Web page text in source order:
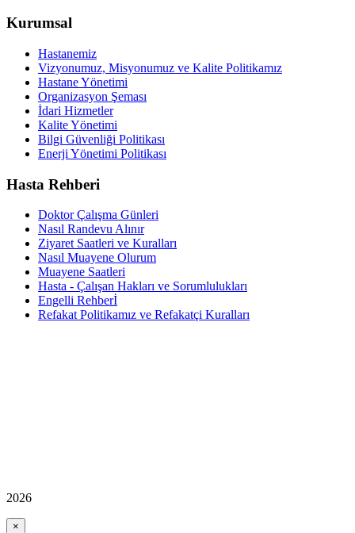
Kurumsal
Hastanemiz
Vizyonumuz, Misyonumuz ve Kalite Politikamız
Hastane Yönetimi
Organizasyon Şeması
İdari Hizmetler
Kalite Yönetimi
Bilgi Güvenliği Politikası
Enerji Yönetimi Politikası
Hasta Rehberi
Doktor Çalışma Günleri
Nasıl Randevu Alınır
Ziyaret Saatleri ve Kuralları
Nasıl Muayene Olurum
Muayene Saatleri
Hasta - Çalışan Hakları ve Sorumlulukları
Engelli Rehberİ
Refakat Politikamız ve Refakatçi Kuralları
2026
×